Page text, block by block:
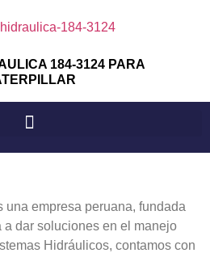
184-3124 PARA
una empresa peruana, fundada
dar soluciones en el manejo
Hidráulicos, contamos con